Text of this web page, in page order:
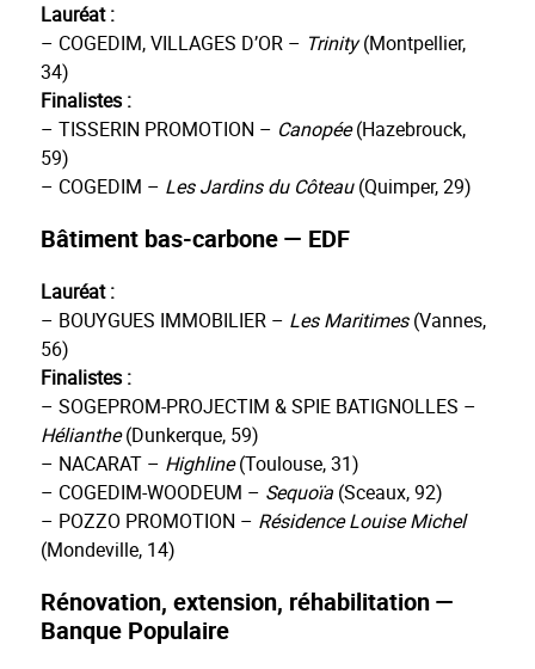
Lauréat :
– COGEDIM, VILLAGES D’OR – Trinity(Montpellier,
34)
Finalistes :
– TISSERIN PROMOTION – Canopée(Hazebrouck,
59)
– COGEDIM – Les Jardins du Côteau(Quimper, 29)
Bâtiment bas-carbone — EDF
Lauréat :
– BOUYGUES IMMOBILIER – Les Maritimes(Vannes,
56)
Finalistes :
– SOGEPROM-PROJECTIM & SPIE BATIGNOLLES –
Hélianthe(Dunkerque, 59)
– NACARAT – Highline(Toulouse, 31)
– COGEDIM-WOODEUM – Sequoïa (Sceaux, 92)
– POZZO PROMOTION – Résidence Louise Michel
(Mondeville, 14)
Rénovation, extension, réhabilitation —
Banque Populaire